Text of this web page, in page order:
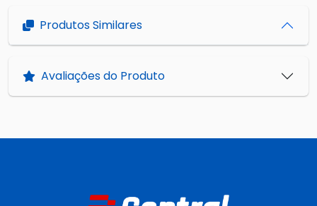
Produtos Similares
Avaliações do Produto